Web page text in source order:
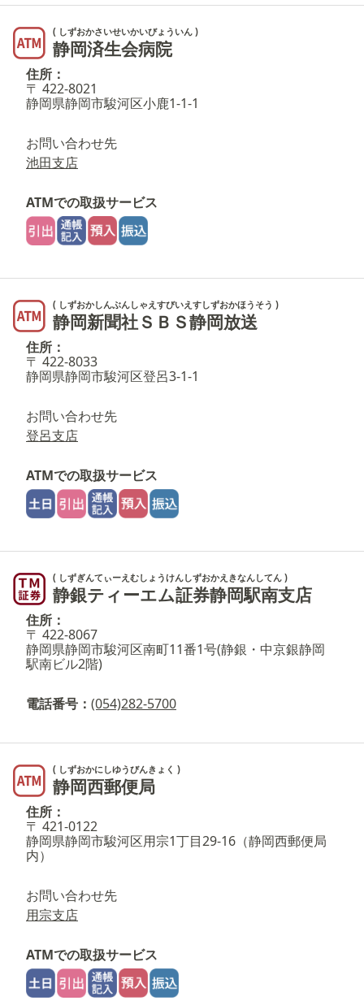
( しずおかさいせいかいびょういん )
静岡済生会病院
住所：
〒 422-8021
静岡県静岡市駿河区小鹿1-1-1
お問い合わせ先
池田支店
ATMでの取扱サービス
( しずおかしんぶんしゃえすびいえすしずおかほうそう )
静岡新聞社ＳＢＳ静岡放送
住所：
〒 422-8033
静岡県静岡市駿河区登呂3-1-1
お問い合わせ先
登呂支店
ATMでの取扱サービス
( しずぎんてぃーえむしょうけんしずおかえきなんしてん )
静銀ティーエム証券静岡駅南支店
住所：
〒 422-8067
静岡県静岡市駿河区南町11番1号(静銀・中京銀静岡
駅南ビル2階)
電話番号： (054)282-5700
( しずおかにしゆうびんきょく )
静岡西郵便局
住所：
〒 421-0122
静岡県静岡市駿河区用宗1丁目29-16（静岡西郵便局
内）
お問い合わせ先
用宗支店
ATMでの取扱サービス